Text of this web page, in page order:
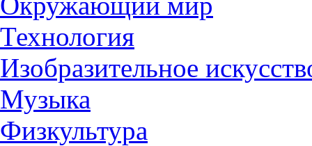
Технология
Изобразительное
Музыка
Физкультура